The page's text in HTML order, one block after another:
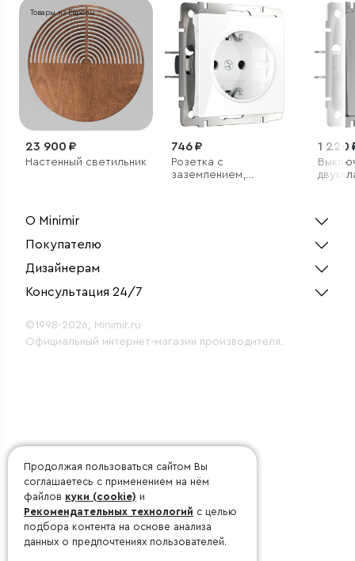
Товары из Европы
23 900 ₽
Настенный светильник
746 ₽
Розетка с
заземлением,
1 220
О Minimir
Покупателю
Дизайнерам
Консультация 24/7
©1998-2026, Minimir.ru
Официальный интернет-магазин производителя.
Продолжая пользоваться сайтом Вы
соглашаетесь с применением на нём
файлов куки (cookie) и
Рекомендательных технологий с целью
подбора контента на основе анализа
данных о предпочтениях пользователей.